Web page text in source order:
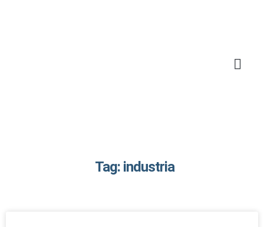
Tag: industria